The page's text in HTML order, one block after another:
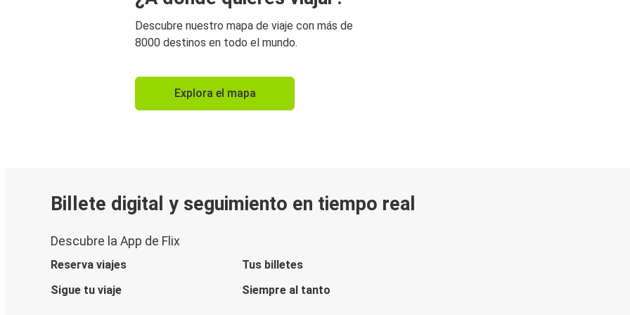
Descubre nuestro mapa de viaje con más de
8000 destinos en todo el mundo.
Explora el mapa
Billete digital y seguimiento en tiempo real
Descubre la App de Flix
Reserva viajes
Tus billetes
Sigue tu viaje
Siempre al tanto